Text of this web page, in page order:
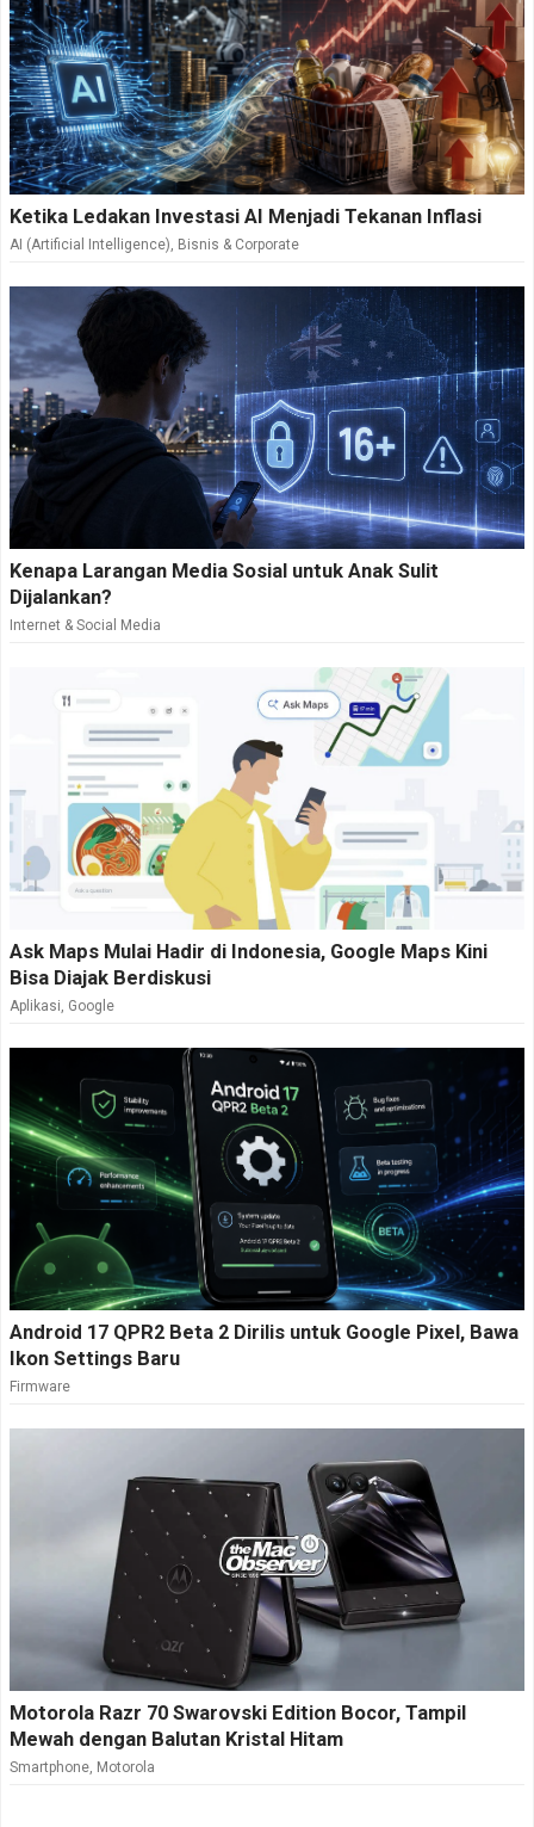
Ketika Ledakan Investasi AI Menjadi Tekanan Inflasi
AI (Artificial Intelligence) Bisnis & Corporate
Kenapa Larangan Media Sosial untuk Anak Sulit
Dijalankan?
Internet & Social Media
Ask Maps Mulai Hadir di Indonesia, Google Maps Kini
Bisa Diajak Berdiskusi
Aplikasi Google
Android 17 QPR2 Beta 2 Dirilis untuk Google Pixel, Bawa
Ikon Settings Baru
Firmware
Motorola Razr 70 Swarovski Edition Bocor, Tampil
Mewah dengan Balutan Kristal Hitam
Smartphone Motorola